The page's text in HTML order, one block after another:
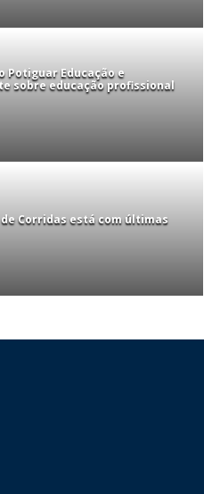
Potiguar Educação e
sobre educação profissional
Corridas está com últimas